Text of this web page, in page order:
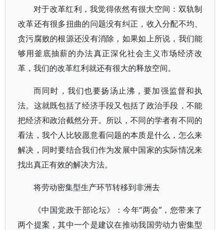
对于改革红利，我觉得依然有很大空间：双轨制
改革还有很多扭曲的问题没有纠正，收入分配不均、
贪污腐败的根源还没有消除，如果如上所说，我们能
够用釜底抽薪的办法真正深化社会主义市场经济改
革，我们的改革红利就还有很大的释放空间。
而同时，我们也要扬汤止沸，要加强监督和执
法。这就既包括了经济手段又包括了政治手段，不能
把经济和政治截然分开。所以，不同的学者有不同的
看法，我个人比较愿意看问题的本质是什么，怎么来
解决，同时要结合我们作为发展中国家的实际情况来
找出真正有效的解决方法。
将劳动密集型生产环节转移到非洲去
《中国党政干部论坛》：今年“两会”，您带来了
两个提案，其中一个是建议在推动我国劳动力密集型